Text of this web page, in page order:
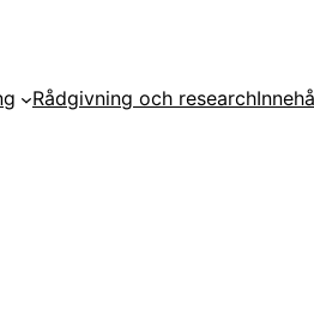
Rådgivning och research